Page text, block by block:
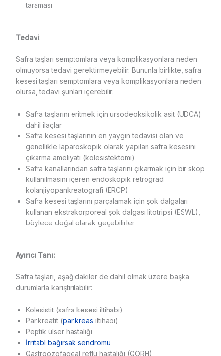
taraması
Tedavi:
Safra taşları semptomlara veya komplikasyonlara neden
olmuyorsa tedavi gerektirmeyebilir. Bununla birlikte, safra
kesesi taşları semptomlara veya komplikasyonlara neden
olursa, tedavi şunları içerebilir:
Safra taşlarını eritmek için ursodeoksikolik asit (UDCA)
dahil ilaçlar
Safra kesesi taşlarının en yaygın tedavisi olan ve
genellikle laparoskopik olarak yapılan safra kesesini
çıkarma ameliyatı (kolesistektomi)
Safra kanallarından safra taşlarını çıkarmak için bir skop
kullanılmasını içeren endoskopik retrograd
kolanjiyopankreatografi (ERCP)
Safra kesesi taşlarını parçalamak için şok dalgaları
kullanan ekstrakorporeal şok dalgası litotripsi (ESWL),
böylece doğal olarak geçebilirler
Ayırıcı Tanı:
Safra taşları, aşağıdakiler de dahil olmak üzere başka
durumlarla karıştırılabilir:
Kolesistit (safra kesesi iltihabı)
Pankreatit (pankreas iltihabı)
Peptik ülser hastalığı
İrritabl bağırsak sendromu
Gastroözofageal reflü hastalığı (GÖRH)